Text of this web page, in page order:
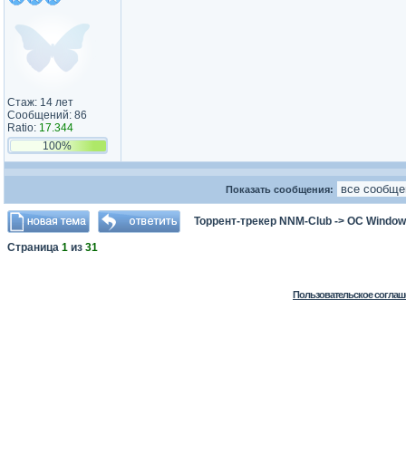
Стаж: 14 лет
Сообщений: 86
Ratio: 17.344
100%
Показать сообщения:
Торрент-трекер NNM-Club -> ОС
Страница 1 из 31
Пользовательское